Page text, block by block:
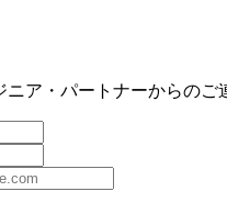
ア・パートナーからのご